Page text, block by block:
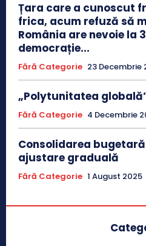
Țara care a cunoscut
frica, acum refuză să
România are nevoie la
democrație...
Fără Categorie 23 Decembrie
„Polytunitatea
Fără Categorie 4 Decembrie
Consolidarea
ajustare graduală
Fără Categorie 1 August 2025